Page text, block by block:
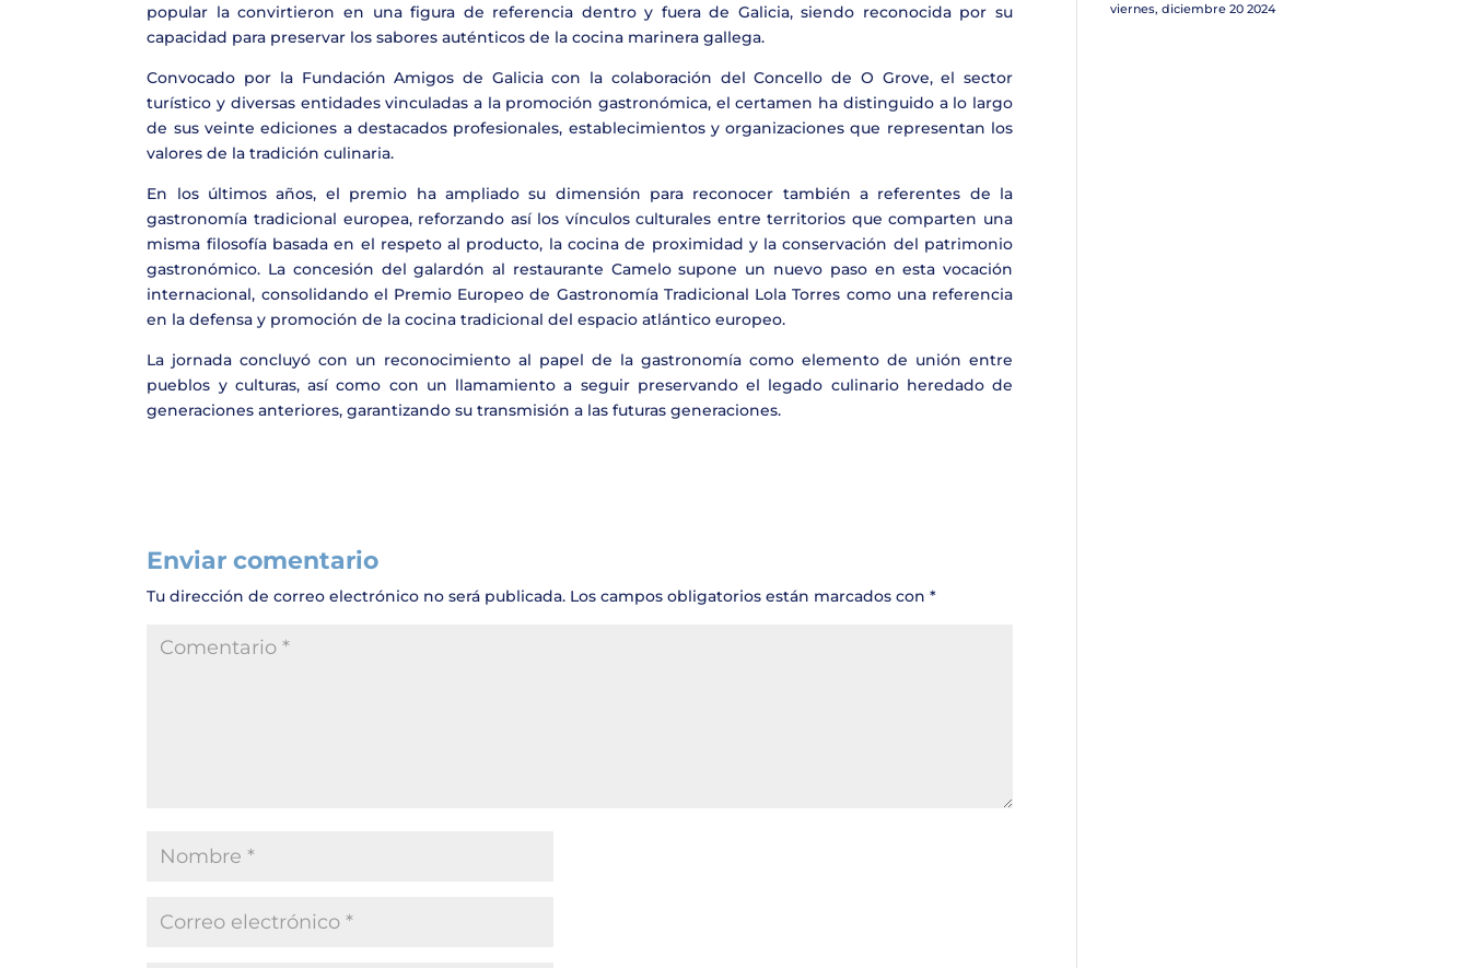
popular la convirtieron en una figura de referencia dentro y fuera de Galicia, siendo reconocida por su
capacidad para preservar los sabores auténticos de la cocina marinera gallega.
Convocado por la Fundación Amigos de Galicia con la colaboración del Concello de O Grove, el sector
turístico y diversas entidades vinculadas a la promoción gastronómica, el certamen ha distinguido a lo largo
de sus veinte ediciones a destacados profesionales, establecimientos y organizaciones que representan los
valores de la tradición culinaria.
En los últimos años, el premio ha ampliado su dimensión para reconocer también a referentes de la
gastronomía tradicional europea, reforzando así los vínculos culturales entre territorios que comparten una
misma filosofía basada en el respeto al producto, la cocina de proximidad y la conservación del patrimonio
gastronómico. La concesión del galardón al restaurante Camelo supone un nuevo paso en esta vocación
internacional, consolidando el Premio Europeo de Gastronomía Tradicional Lola Torres como una referencia
en la defensa y promoción de la cocina tradicional del espacio atlántico europeo.
La jornada concluyó con un reconocimiento al papel de la gastronomía como elemento de unión entre
pueblos y culturas, así como con un llamamiento a seguir preservando el legado culinario heredado de
generaciones anteriores, garantizando su transmisión a las futuras generaciones.
Enviar comentario
Tu dirección de correo electrónico no será publicada. Los campos obligatorios están marcados con*
viernes, diciembre 20 2024